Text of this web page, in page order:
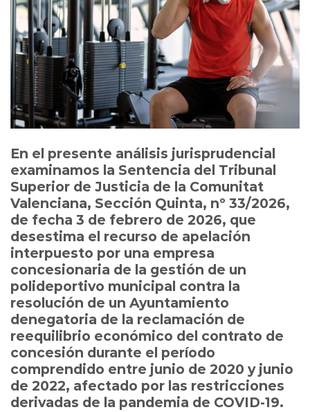
En el presente análisis jurisprudencial
examinamos la Sentencia del Tribunal
Superior de Justicia de la Comunitat
Valenciana, Sección Quinta, nº 33/2026,
de fecha 3 de febrero de 2026, que
desestima el recurso de apelación
interpuesto por una empresa
concesionaria de la gestión de un
polideportivo municipal contra la
resolución de un Ayuntamiento
denegatoria de la reclamación de
reequilibrio económico del contrato de
concesión durante el período
comprendido entre junio de 2020 y junio
de 2022, afectado por las restricciones
derivadas de la pandemia de COVID-19.